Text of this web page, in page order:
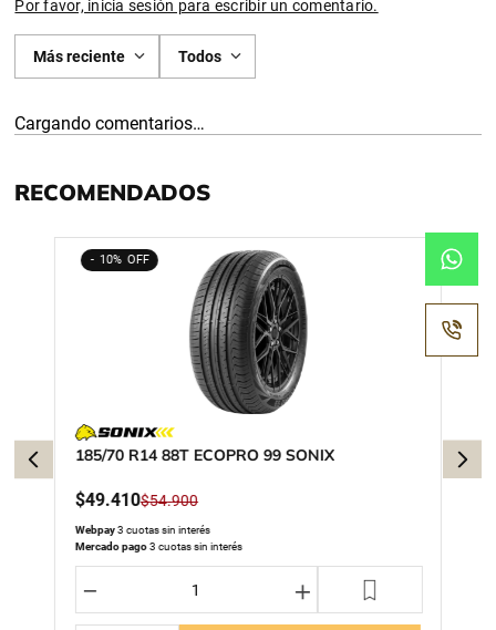
Por favor, inicia sesión para escribir un comentario.
Más reciente Todos
Cargando comentarios…
RECOMENDADOS
10%
185/70 R14 88T ECOPRO 99 SONIX
$49.410$54.900
Webpay3 cuotas sin interés
Mercado pago3 cuotas sin interés
＋
－